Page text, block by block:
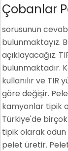
Çobanlar
sorusunun
bulunmaktayız.
açıklayacağız.
bulunmaktadır.
kullanılır ve
göre değişir.
kamyonlar tipik
Türkiye'de
tipik olarak odun
pelet üretir.